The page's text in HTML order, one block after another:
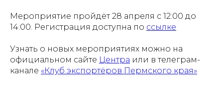
Мероприятие пройдёт 28 апреля с 12:00 до
14:00. Регистрация доступна по ссылке
Узнать о новых мероприятиях можно на
официальном сайте Центра или в телеграм-
канале «Клуб экспортёров Пермского края»